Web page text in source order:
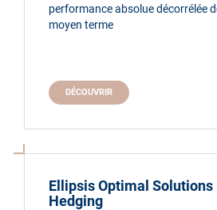
performance absolue décorrélée
moyen terme
DÉCOUVRIR
Ellipsis Optimal
Hedging